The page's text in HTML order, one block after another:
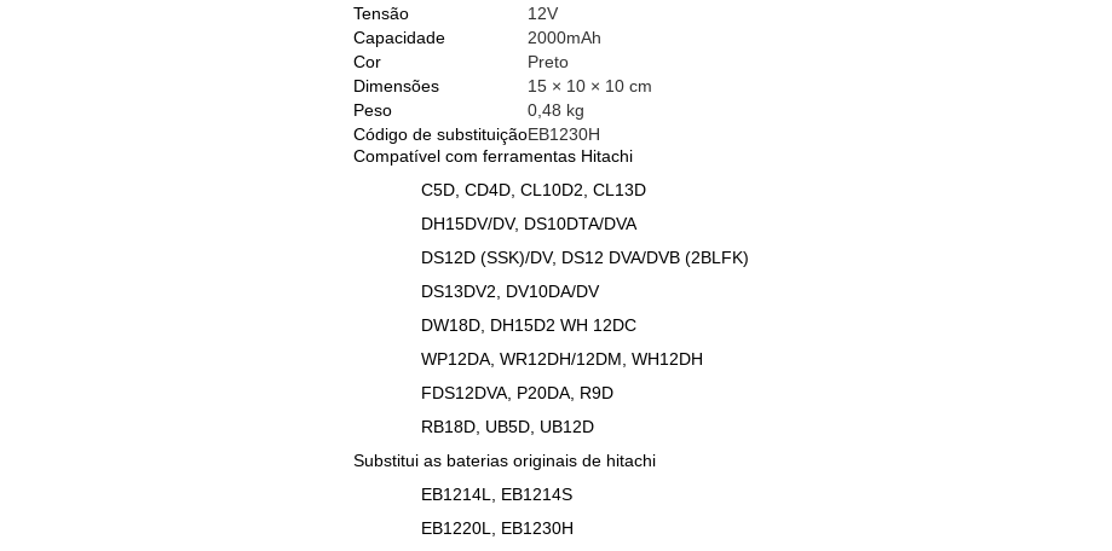
Tensão
12V
Capacidade
2000mAh
Cor
Preto
Dimensões
15 × 10 × 10 cm
Peso
0,48 kg
Código de substituiçãoEB1230H
Compatível com ferramentas Hitachi
C5D, CD4D, CL10D2, CL13D
DH15DV/DV, DS10DTA/DVA
DS12D (SSK)/DV, DS12 DVA/DVB (2BLFK)
DS13DV2, DV10DA/DV
DW18D, DH15D2 WH 12DC
WP12DA, WR12DH/12DM, WH12DH
FDS12DVA, P20DA, R9D
RB18D, UB5D, UB12D
Substitui as baterias originais de hitachi
EB1214L, EB1214S
EB1220L, EB1230H